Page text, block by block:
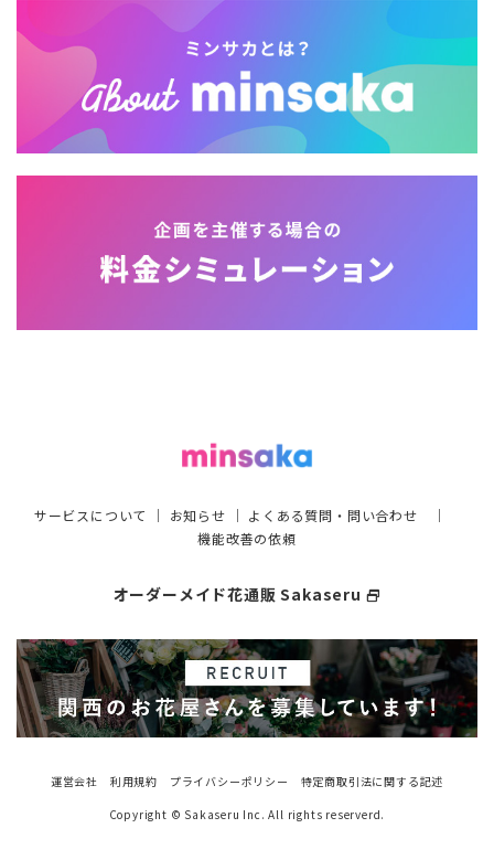
サービスについて ｜ お知らせ ｜ よくある質問・問い合わせ ｜
機能改善の依頼
オーダーメイド花通販 Sakaseru select_window
運営会社 利用規約 プライバシーポリシー
特定商取引法に関する記述
Copyright © Sakaseru Inc. All rights reserverd.